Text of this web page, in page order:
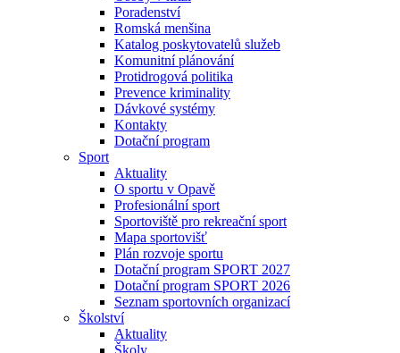
Poradenství
Romská menšina
Katalog poskytovatelů služeb
Komunitní plánování
Protidrogová politika
Prevence kriminality
Dávkové systémy
Kontakty
Dotační program
Sport
Aktuality
O sportu v Opavě
Profesionální sport
Sportoviště pro rekreační sport
Mapa sportovišť
Plán rozvoje sportu
Dotační program SPORT 2027
Dotační program SPORT 2026
Seznam sportovních organizací
Školství
Aktuality